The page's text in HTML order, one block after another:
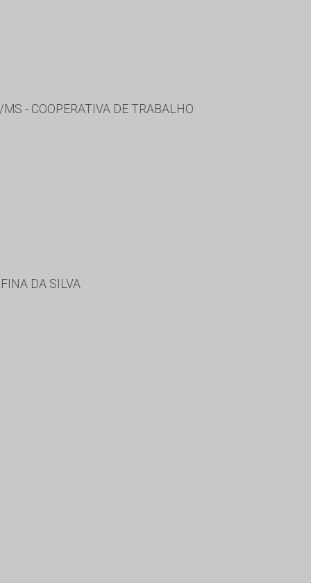
- COOPERATIVA DE TRABALHO
DA SILVA